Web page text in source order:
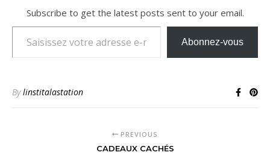
Subscribe to get the latest posts sent to your email.
Saisissez votre adresse e-mail…
Abonnez-vous
Bylinstitalastation
PREVIOUS
CADEAUX CACHÉS